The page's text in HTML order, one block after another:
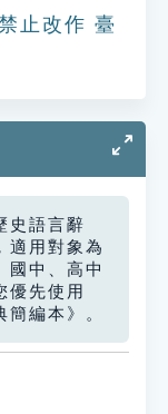
止改作 臺
史語言辭
適用對象為
國中、高中
優先使用
簡編本》。